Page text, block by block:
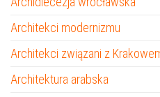
Architekci modernizmu
Architekci związani z
Architektura arabska